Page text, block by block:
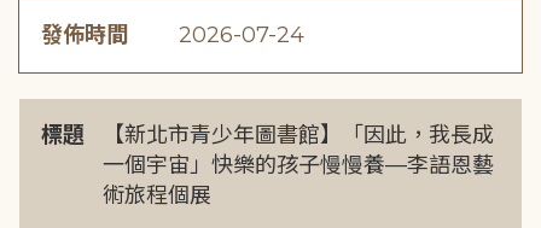
發佈時間 2026-07-24
標題
【新北市青少年圖書館】「因此，我長成
一個宇宙」快樂的孩子慢慢養—李語恩藝
術旅程個展